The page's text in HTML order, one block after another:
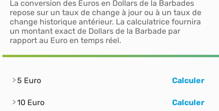
La conversion des Euros en Dollars de la Barbades
repose sur un taux de change à jour ou à un taux de
change historique antérieur. La calculatrice fournira
un montant exact de Dollars de la Barbade par
rapport au Euro en temps réel.
5 Euro Calculer
10 Euro Calculer